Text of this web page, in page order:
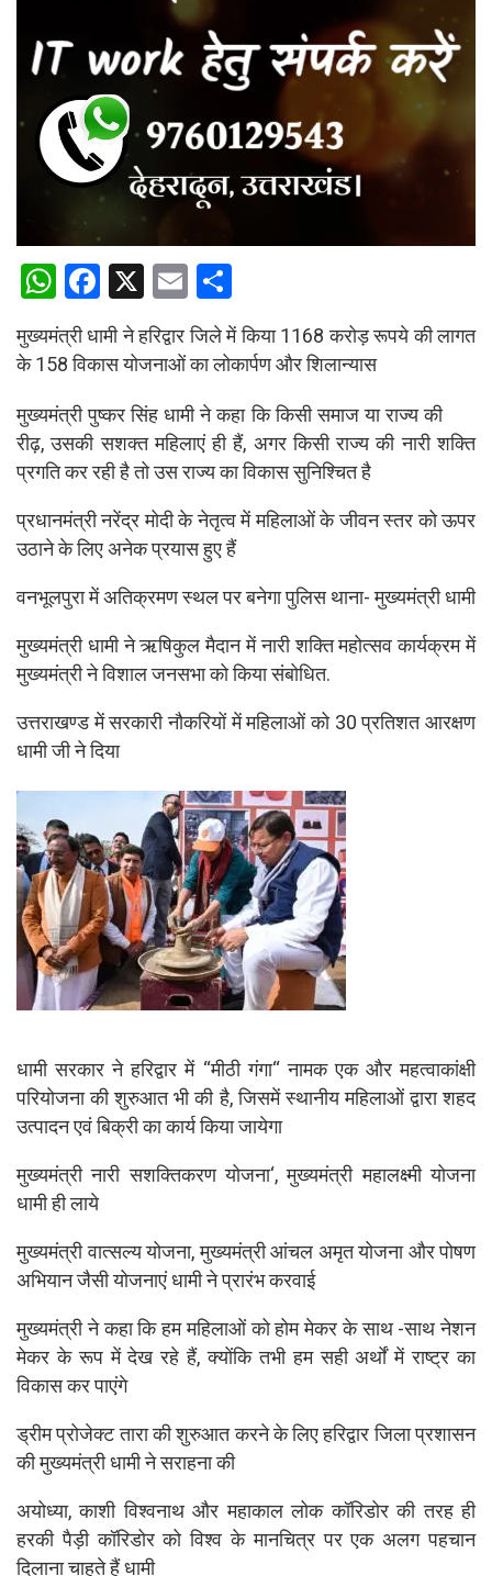
W
h
at
A
p
p
F
a
ce
o
o
k
X
E
m
ail
h
ar
मुख्यमंत्री धामी ने हरिद्वार जिले में किया 1168 करोड़ रूपये की लागत
के 158 विकास योजनाओं का लोकार्पण और शिलान्यास
मुख्यमंत्री पुष्कर सिंह धामी ने कहा कि किसी समाज या राज्य की
रीढ़, उसकी सशक्त महिलाएं ही हैं, अगर किसी राज्य की नारी शक्ति
प्रगति कर रही है तो उस राज्य का विकास सुनिश्चित है
प्रधानमंत्री नरेंद्र मोदी के नेतृत्व में महिलाओं के जीवन स्तर को ऊपर
उठाने के लिए अनेक प्रयास हुए हैं
वनभूलपुरा में अतिक्रमण स्थल पर बनेगा पुलिस थाना- मुख्यमंत्री धामी
मुख्यमंत्री धामी ने ऋषिकुल मैदान में नारी शक्ति महोत्सव कार्यक्रम में
मुख्यमंत्री ने विशाल जनसभा को किया संबोधित.
उत्तराखण्ड में सरकारी नौकरियों में महिलाओं को 30 प्रतिशत आरक्षण
धामी जी ने दिया
धामी सरकार ने हरिद्वार में “मीठी गंगा“ नामक एक और महत्वाकांक्षी
परियोजना की शुरुआत भी की है, जिसमें स्थानीय महिलाओं द्वारा शहद
उत्पादन एवं बिक्री का कार्य किया जायेगा
मुख्यमंत्री नारी सशक्तिकरण योजना‘, मुख्यमंत्री महालक्ष्मी योजना
धामी ही लाये
मुख्यमंत्री वात्सल्य योजना, मुख्यमंत्री आंचल अमृत योजना और पोषण
अभियान जैसी योजनाएं धामी ने प्रारंभ करवाई
मुख्यमंत्री ने कहा कि हम महिलाओं को होम मेकर के साथ -साथ नेशन
मेकर के रूप में देख रहे हैं, क्योंकि तभी हम सही अर्थों में राष्ट्र का
विकास कर पाएंगे
ड्रीम प्रोजेक्ट तारा की शुरुआत करने के लिए हरिद्वार जिला प्रशासन
की मुख्यमंत्री धामी ने सराहना की
अयोध्या, काशी विश्वनाथ और महाकाल लोक कॉरिडोर की तरह ही
हरकी पैड़ी कॉरिडोर को विश्व के मानचित्र पर एक अलग पहचान
दिलाना चाहते हैं धामी